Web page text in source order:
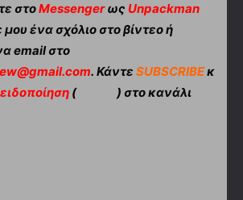
στοMessengerως Unpackman
ένα σχόλιο στο βίντεο ή
email στο
. Κάντε SUBSCRIBEκ
ειδοποίηση (
) στο κανάλι